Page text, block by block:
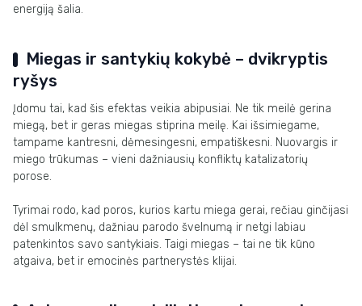
energiją šalia.
Miegas ir santykių kokybė – dvikryptis
ryšys
Įdomu tai, kad šis efektas veikia abipusiai. Ne tik meilė gerina
miegą, bet ir geras miegas stiprina meilę. Kai išsimiegame,
tampame kantresni, dėmesingesni, empatiškesni. Nuovargis ir
miego trūkumas – vieni dažniausių konfliktų katalizatorių
porose.
Tyrimai rodo, kad poros, kurios kartu miega gerai, rečiau ginčijasi
dėl smulkmenų, dažniau parodo švelnumą ir netgi labiau
patenkintos savo santykiais. Taigi miegas – tai ne tik kūno
atgaiva, bet ir emocinės partnerystės klijai.